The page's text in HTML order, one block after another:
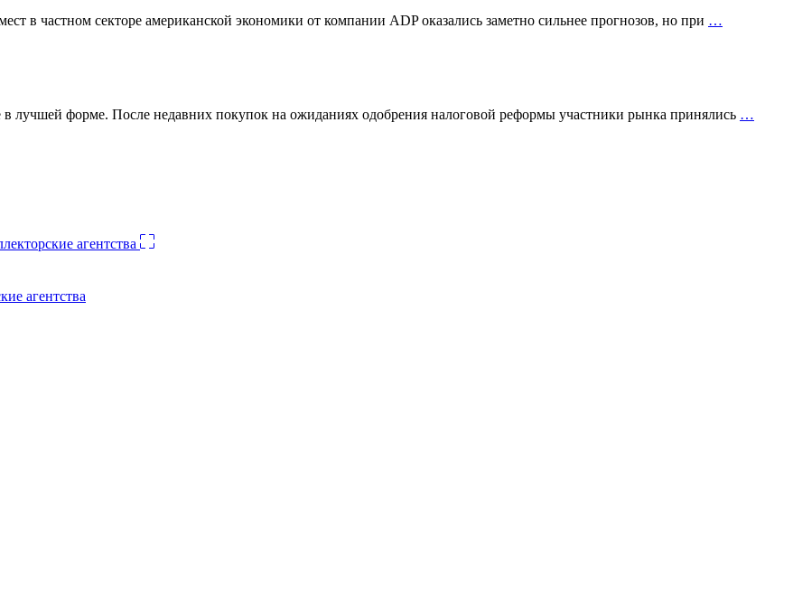
в частном секторе американской экономики от компании ADP оказались заметно сильнее прогнозов, но при …
в лучшей форме. После недавних покупок на ожиданиях одобрения налоговой реформы участники рынка принялись …
агентства